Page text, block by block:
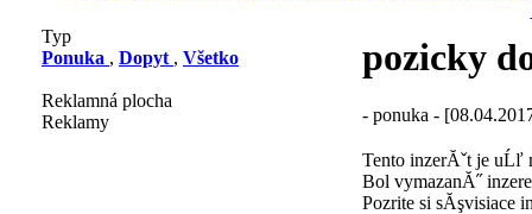
Typ
Ponuka , Dopyt , Všetko
Reklamná plocha
Reklamy
pozicky
- ponuka -
Tento inzerĂˇt je uĹľ
Bol vymazanĂ˝
Pozrite si sĂşvisiace